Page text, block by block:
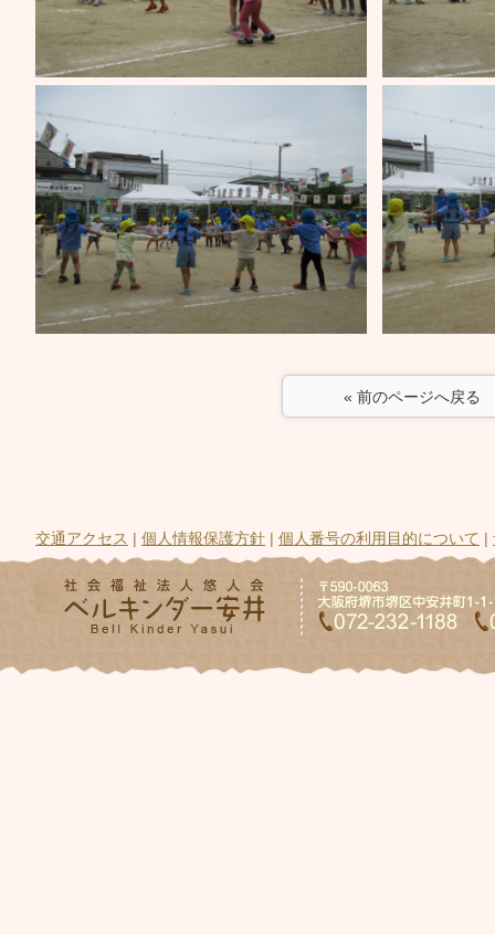
« 前のページへ戻る
交通アクセス | 個人情報保護方針 | 個人番号の利用目的について |